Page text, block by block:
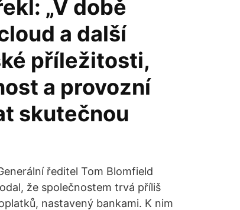
„V době
a další
příležitosti,
a provozní
skutečnou
ředitel Tom Blomfield
že společnostem trvá příliš
nastavený bankami. K nim